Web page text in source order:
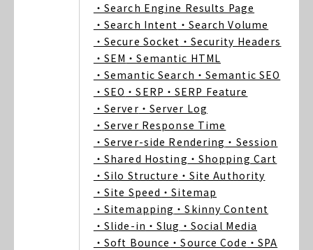
・Search Engine Results Page
・Search Intent ・Search Volume
・Secure Socket ・Security Headers
・SEM ・Semantic HTML
・Semantic Search ・Semantic SEO
・SEO ・SERP ・SERP Feature
・Server ・Server Log
・Server Response Time
・Server-side Rendering ・Session
・Shared Hosting ・Shopping Cart
・Silo Structure ・Site Authority
・Site Speed ・Sitemap
・Sitemapping ・Skinny Content
・Slide-in ・Slug ・Social Media
・Soft Bounce ・Source Code ・SPA